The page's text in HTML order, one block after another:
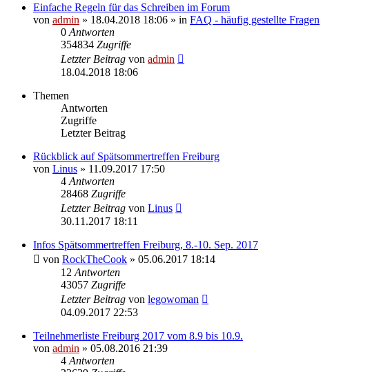
Einfache Regeln für das Schreiben im Forum
von admin » 18.04.2018 18:06 » in FAQ - häufig gestellte Fragen
0 Antworten
354834 Zugriffe
Letzter Beitrag von admin
18.04.2018 18:06
Themen
Antworten
Zugriffe
Letzter Beitrag
Rückblick auf Spätsommertreffen Freiburg
von Linus » 11.09.2017 17:50
4 Antworten
28468 Zugriffe
Letzter Beitrag von Linus
30.11.2017 18:11
Infos Spätsommertreffen Freiburg, 8.-10. Sep. 2017
von RockTheCook » 05.06.2017 18:14
12 Antworten
43057 Zugriffe
Letzter Beitrag von legowoman
04.09.2017 22:53
Teilnehmerliste Freiburg 2017 vom 8.9 bis 10.9.
von admin » 05.08.2016 21:39
4 Antworten